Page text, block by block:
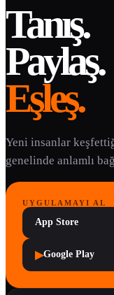
Tanış.
Paylaş.
Eşleş.
Yeni insanlar
genelinde anlamlı
UYGULAMAYI AL
App Store
▶Google Play